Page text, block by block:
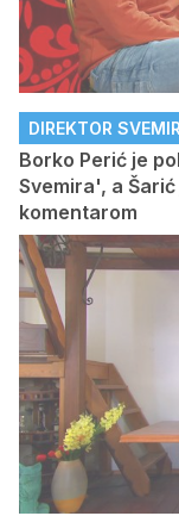
DIREKTOR
Borko Perić je
Svemira', a
komentarom